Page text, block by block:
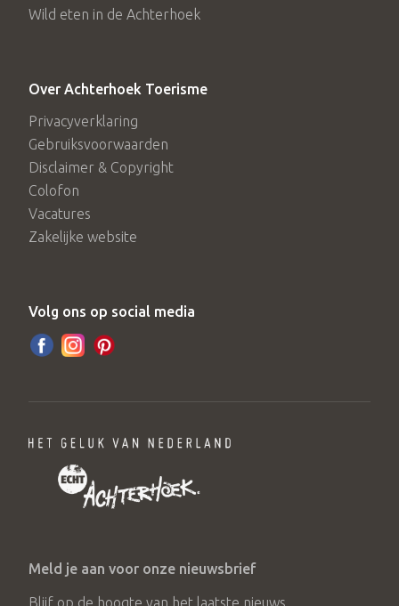
Wild eten in de Achterhoek
Over Achterhoek Toerisme
Privacyverklaring
Gebruiksvoorwaarden
Disclaimer & Copyright
Colofon
Vacatures
Zakelijke website
Volg ons op social media
Meld je aan voor onze nieuwsbrief
Blijf op de hoogte van het laatste nieuws.